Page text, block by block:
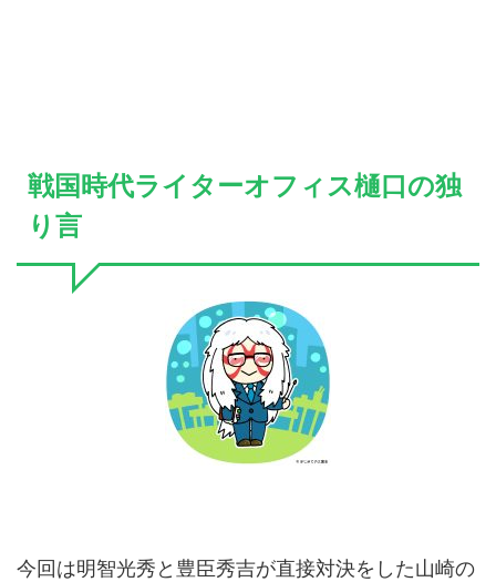
戦国時代ライターオフィス樋口の独
り言
今回は明智光秀と豊臣秀吉が直接対決をした山崎の